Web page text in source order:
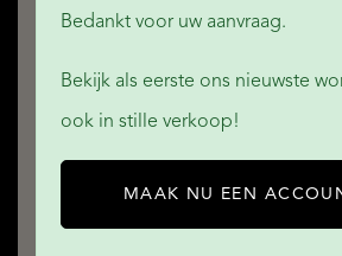
Bedankt voor uw aanvraag.
Bekijk als eerste ons nieuwste
ook in stille verkoop!
MAAK NU EEN